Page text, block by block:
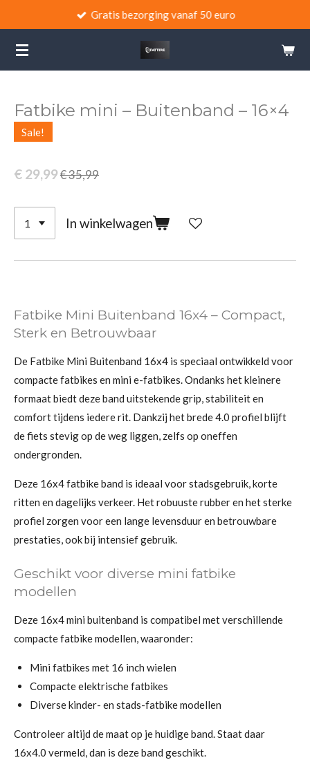
naar
de
Gratis bezorging vanaf 50 euro
Fatbike mini – Buitenband – 16×4
Sale!
€ 29,99€ 35,99
In winkelwagen
Fatbike Mini Buitenband 16x4 – Compact,
Sterk en Betrouwbaar
De Fatbike Mini Buitenband 16x4 is speciaal ontwikkeld voor
compacte fatbikes en mini e-fatbikes. Ondanks het kleinere
formaat biedt deze band uitstekende grip, stabiliteit en
comfort tijdens iedere rit. Dankzij het brede 4.0 profiel blijft
de fiets stevig op de weg liggen, zelfs op oneffen
ondergronden.
Deze 16x4 fatbike band is ideaal voor stadsgebruik, korte
ritten en dagelijks verkeer. Het robuuste rubber en het sterke
profiel zorgen voor een lange levensduur en betrouwbare
prestaties, ook bij intensief gebruik.
Geschikt voor diverse mini fatbike
modellen
Deze 16x4 mini buitenband is compatibel met verschillende
compacte fatbike modellen, waaronder:
Mini fatbikes met 16 inch wielen
Compacte elektrische fatbikes
Diverse kinder- en stads-fatbike modellen
Controleer altijd de maat op je huidige band. Staat daar
16x4.0 vermeld, dan is deze band geschikt.